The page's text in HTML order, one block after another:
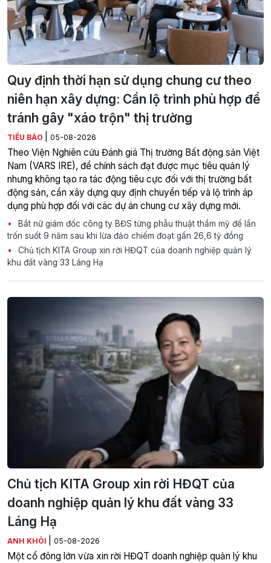
Quy định thời hạn sử dụng chung cư theo
niên hạn xây dựng: Cần lộ trình phù hợp để
tránh gây "xáo trộn" thị trường
TIỂU BẢO 05-08-2026
Theo Viện Nghiên cứu Đánh giá Thị trường Bất động sản Việt
Nam (VARS IRE), để chính sách đạt được mục tiêu quản lý
nhưng không tạo ra tác động tiêu cực đối với thị trường bất
động sản, cần xây dựng quy định chuyển tiếp và lộ trình áp
dụng phù hợp đối với các dự án chung cư xây dựng mới.
Bắt nữ giám đốc công ty BĐS từng phẫu thuật thẩm mỹ để lẩn
trốn suốt 9 năm sau khi lừa đảo chiếm đoạt gần 26,6 tỷ đồng
Chủ tịch KITA Group xin rời HĐQT của doanh nghiệp quản lý
khu đất vàng 33 Láng Hạ
Chủ tịch KITA Group xin rời HĐQT của
doanh nghiệp quản lý khu đất vàng 33
Láng Hạ
ANH KHÔI 05-08-2026
Một cổ đông lớn vừa xin rời HĐQT doanh nghiệp quản lý khu